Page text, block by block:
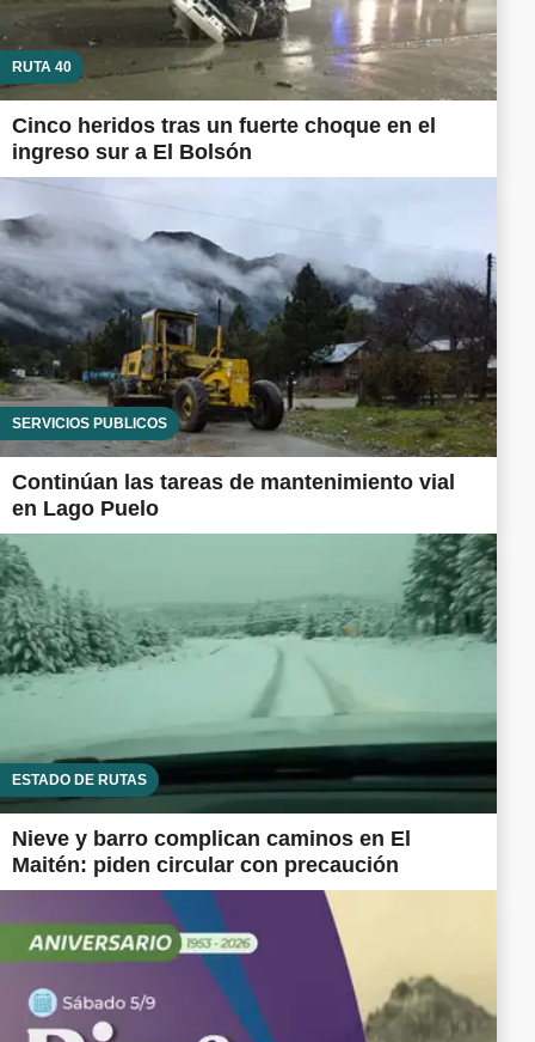
RUTA 40
Cinco heridos tras un fuerte choque en el
ingreso sur a El Bolsón
SERVICIOS PÚBLICOS
Continúan las tareas de mantenimiento vial
en Lago Puelo
ESTADO DE RUTAS
Nieve y barro complican caminos en El
Maitén: piden circular con precaución